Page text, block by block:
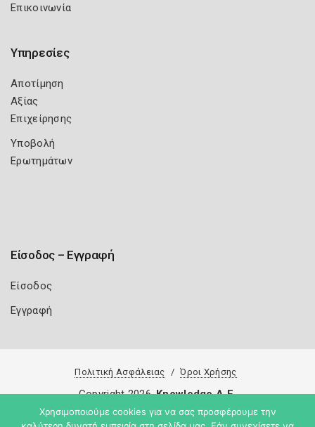
Επικοινωνία
Υπηρεσίες
Αποτίμηση
Αξίας
Επιχείρησης
Υποβολή
Ερωτημάτων
Είσοδος – Εγγραφή
Είσοδος
Εγγραφή
Πολιτική Ασφάλειας Όροι Χρήσης
Copyright 2026 Knowledge A.E.
Χρησιμοποιούμε cookies για να σας προσφέρουμε την